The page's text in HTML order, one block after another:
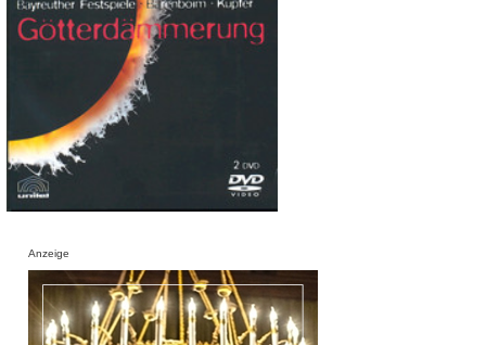
Anzeige